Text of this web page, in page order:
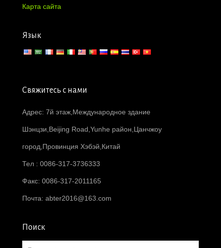
Карта сайта
Язык
Свяжитесь с нами
Адрес: 7й этаж,Международное здание
Шэнцзи,Beijing Road,Yunhe район,Цанчжоу
город,Провинция Хэбэй,Китай
Тел : 0086-317-3736333
Факс: 0086-317-2011165
Почта: abter2016@163.com
Поиск